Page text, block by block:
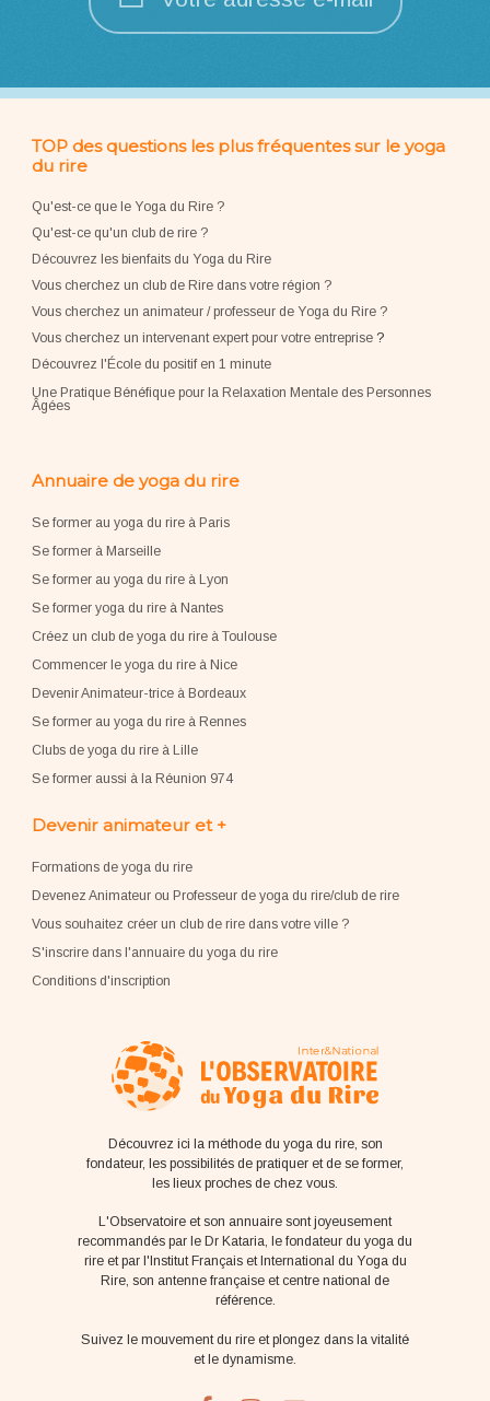
TOP des questions les plus fréquentes sur le yoga
du rire
Qu'est-ce que le Yoga du Rire ?
Qu'est-ce qu'un club de rire ?
Découvrez les bienfaits du Yoga du Rire
Vous cherchez un club de Rire dans votre région ?
Vous cherchez un animateur / professeur de Yoga du Rire ?
Vous cherchez un intervenant expert pour votre entreprise?
Découvrez l'École du positif en 1 minute
Une Pratique Bénéfique pour la Relaxation Mentale des Personnes
Âgées
Annuaire de yoga du rire
Se former au yoga du rire à Paris
Se former à Marseille
Se former au yoga du rire à Lyon
Se former yoga du rire à Nantes
Créez un club de yoga du rire à Toulouse
Commencer le yoga du rire à Nice
Devenir Animateur-trice à Bordeaux
Se former au yoga du rire à Rennes
Clubs de yoga du rire à Lille
Se former aussi à la Réunion 974
Devenir animateur et +
Formations de yoga du rire
Devenez Animateur ou Professeur de yoga du rire/club de rire
Vous souhaitez créer un club de rire dans votre ville ?
S'inscrire dans l'annuaire du yoga du rire
Conditions d'inscription
Découvrez ici la méthode du yoga du rire, son
fondateur, les possibilités de pratiquer et de se former,
les lieux proches de chez vous.
L'Observatoire et son annuaire sont joyeusement
recommandés par le Dr Kataria, le fondateur du yoga du
rire et par l'Institut Français et International du Yoga du
Rire, son antenne française et centre national de
référence.
Suivez le mouvement du rire et plongez dans la vitalité
et le dynamisme.